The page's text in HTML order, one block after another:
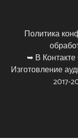
Политика
➥В Контакте
Изготовление
2017-